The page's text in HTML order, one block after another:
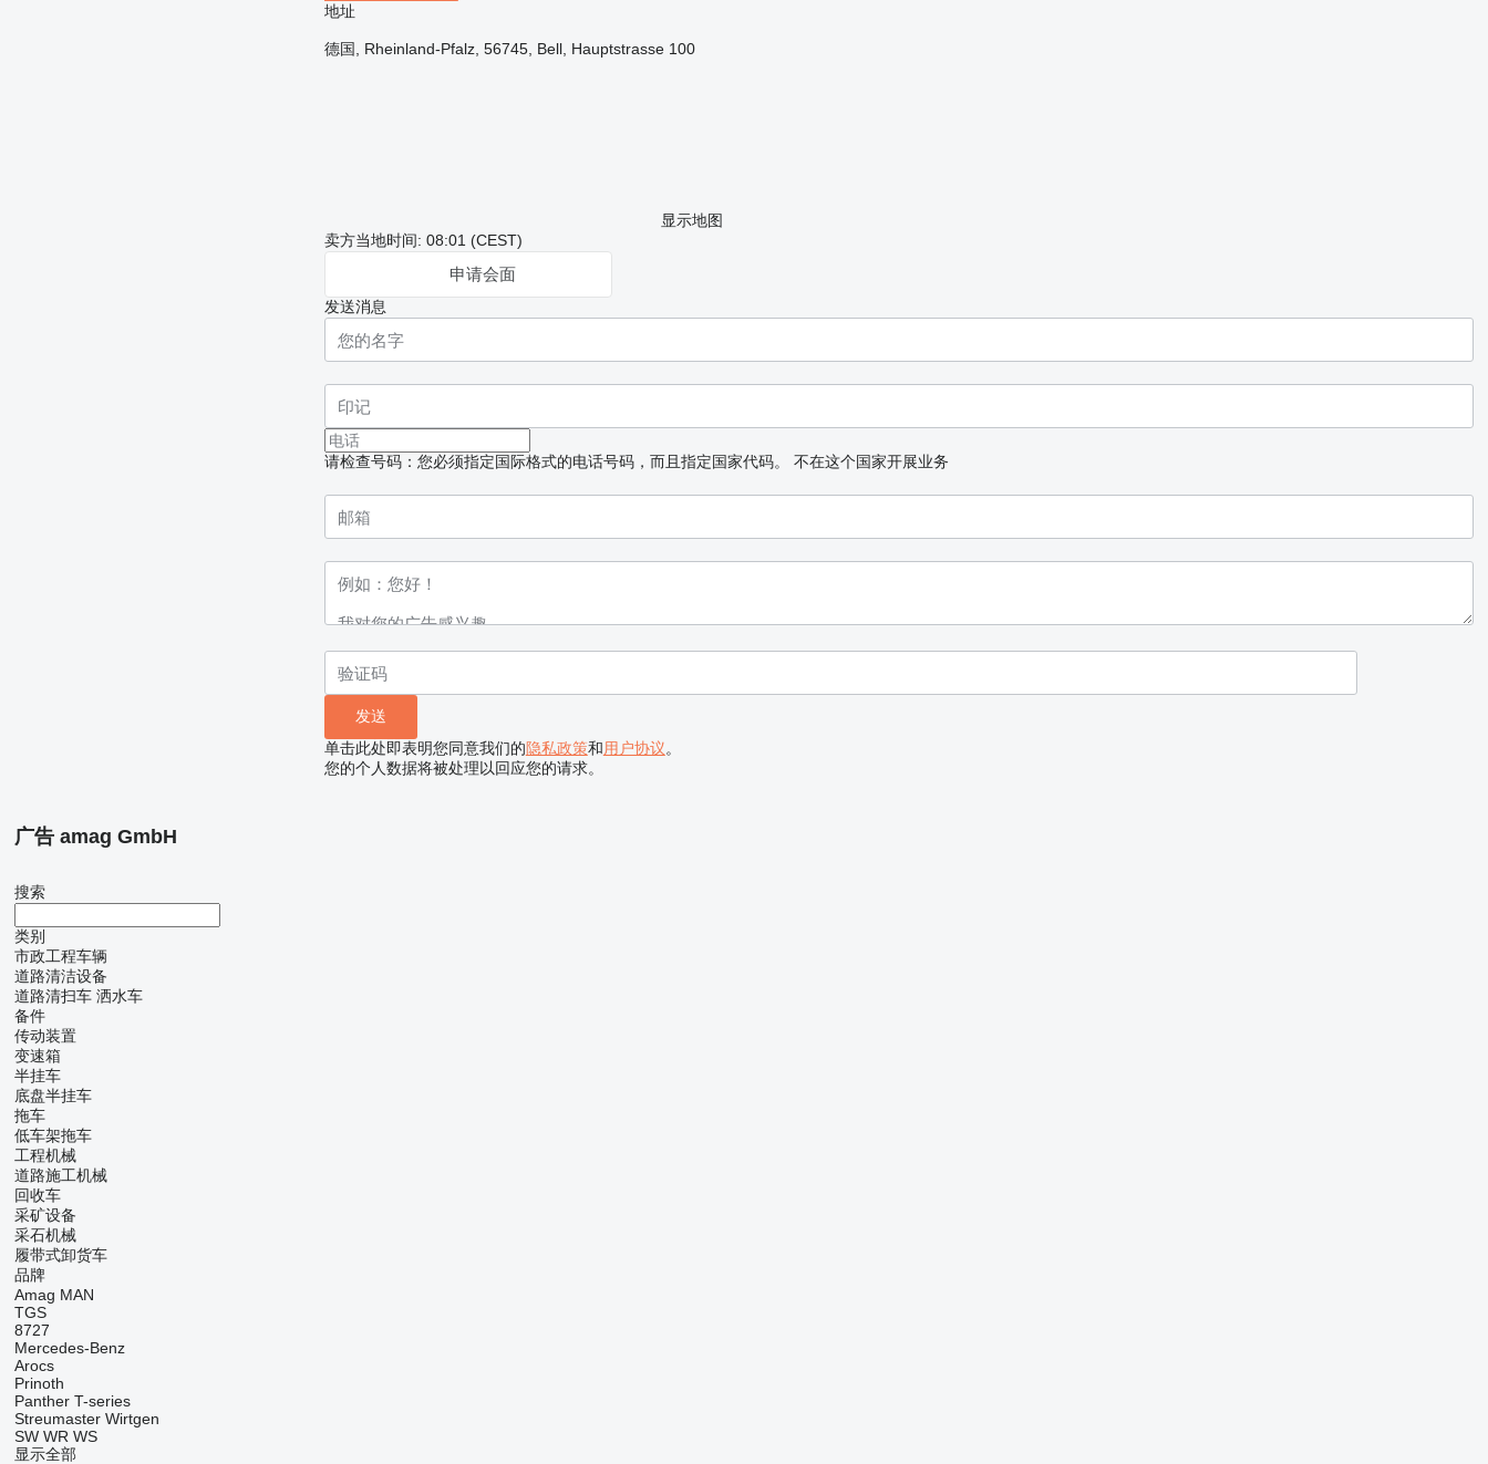
地址
德国, Rheinland-Pfalz, 56745, Bell, Hauptstrasse 100
显示地图
卖方当地时间: 08:01 (CEST)
申请会面
发送消息
请检查号码：您必须指定国际格式的电话号码，而且指定国家代码。 不在这个国家开展业务
单击此处即表明您同意我们的隐私政策和用户协议。
您的个人数据将被处理以回应您的请求。
广告 amag GmbH
搜索
类别
市政工程车辆
道路清洁设备
道路清扫车 洒水车
备件
传动装置
变速箱
半挂车
底盘半挂车
拖车
低车架拖车
工程机械
道路施工机械
回收车
采矿设备
采石机械
履带式卸货车
品牌
Amag MAN
TGS
8727
Mercedes-Benz
Arocs
Prinoth
Panther T-series
Streumaster Wirtgen
SW WR WS
显示全部